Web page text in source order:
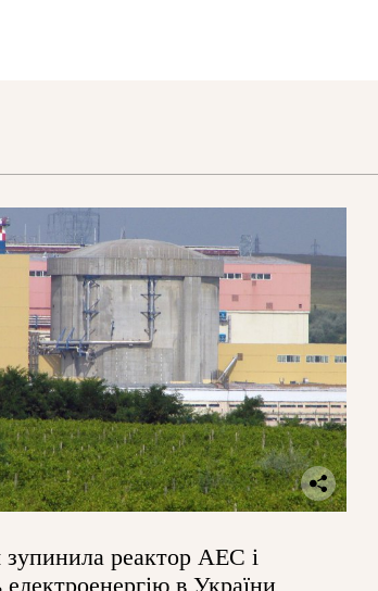
зупинила реактор АЕС і
електроенергію в України